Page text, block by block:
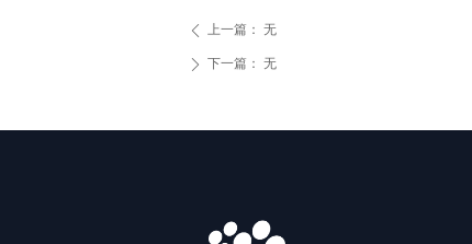
ꄴ 上一篇： 无
ꄲ 下一篇： 无